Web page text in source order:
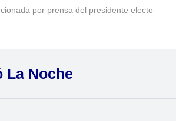
por prensa del presidente electo
La Noche